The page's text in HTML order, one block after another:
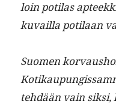
loin poti­las
kuvail­la poti­laan
Suomen
tehdään vain sik­si,